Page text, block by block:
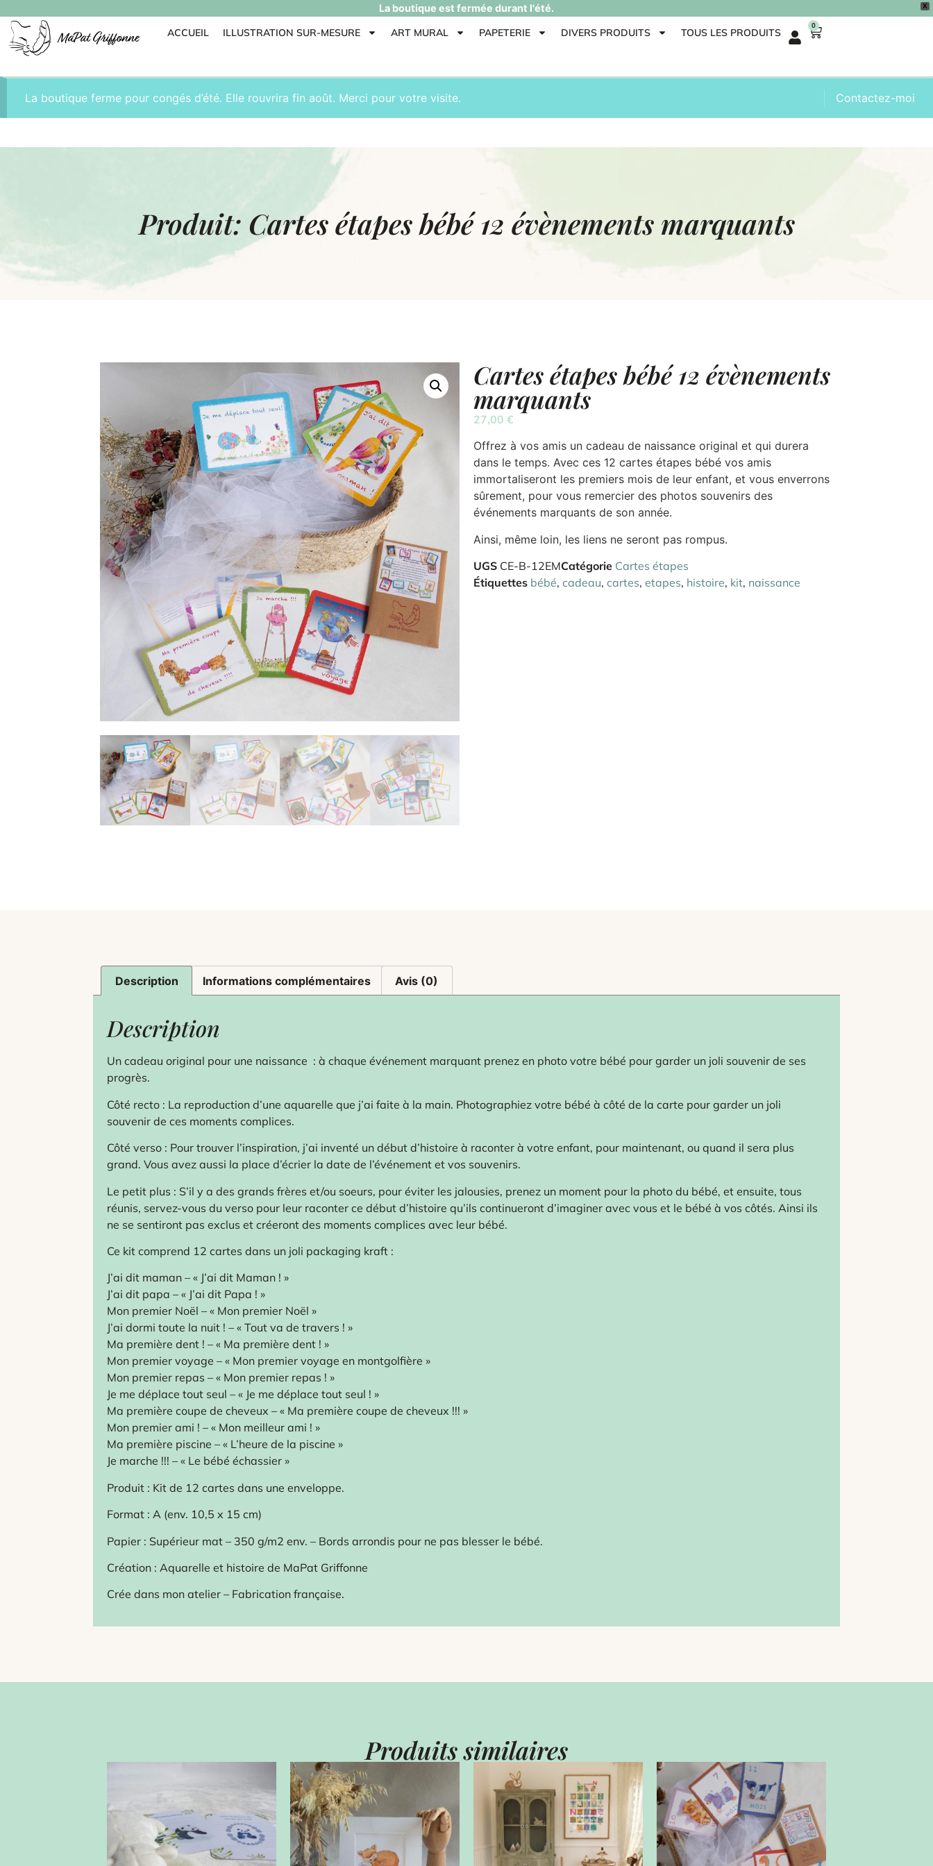
X
La boutique est fermée durant l'été.
ACCUEIL ILLUSTRATION SUR-MESURE ART MURAL PAPETERIE DIVERS PRODUITS TOUS LES PRODUITS
0
Contactez-moi
La boutique ferme pour congés d’été. Elle rouvrira fin août. Merci pour votre visite.
Produit: Cartes étapes bébé 12 évènements marquants
Cartes étapes bébé 12 évènements
marquants
27,00 €
Offrez à vos amis un cadeau de naissance original et qui durera
dans le temps. Avec ces 12 cartes étapes bébé vos amis
immortaliseront les premiers mois de leur enfant, et vous enverrons
sûrement, pour vous remercier des photos souvenirs des
événements marquants de son année.
Ainsi, même loin, les liens ne seront pas rompus.
UGS CE-B-12EMCatégorie Cartes étapes
Étiquettes bébé, cadeau, cartes, etapes, histoire, kit, naissance
Description Informations complémentaires Avis (0)
Description
Un cadeau original pour une naissance : à chaque événement marquant prenez en photo votre bébé pour garder un joli souvenir de ses
progrès.
Côté recto : La reproduction d’une aquarelle que j’ai faite à la main. Photographiez votre bébé à côté de la carte pour garder un joli
souvenir de ces moments complices.
Côté verso : Pour trouver l’inspiration, j’ai inventé un début d’histoire à raconter à votre enfant, pour maintenant, ou quand il sera plus
grand. Vous avez aussi la place d’écrier la date de l’événement et vos souvenirs.
Le petit plus : S’il y a des grands frères et/ou soeurs, pour éviter les jalousies, prenez un moment pour la photo du bébé, et ensuite, tous
réunis, servez-vous du verso pour leur raconter ce début d’histoire qu’ils continueront d’imaginer avec vous et le bébé à vos côtés. Ainsi ils
ne se sentiront pas exclus et créeront des moments complices avec leur bébé.
Ce kit comprend 12 cartes dans un joli packaging kraft :
J’ai dit maman – « J’ai dit Maman ! »
J’ai dit papa – « J’ai dit Papa ! »
Mon premier Noël – « Mon premier Noël »
J’ai dormi toute la nuit ! – « Tout va de travers ! »
Ma première dent ! – « Ma première dent ! »
Mon premier voyage – « Mon premier voyage en montgolfière »
Mon premier repas – « Mon premier repas ! »
Je me déplace tout seul – « Je me déplace tout seul ! »
Ma première coupe de cheveux – « Ma première coupe de cheveux !!! »
Mon premier ami ! – « Mon meilleur ami ! »
Ma première piscine – « L’heure de la piscine »
Je marche !!! – « Le bébé échassier »
Produit : Kit de 12 cartes dans une enveloppe.
Format : A (env. 10,5 x 15 cm)
Papier : Supérieur mat – 350 g/m2 env. – Bords arrondis pour ne pas blesser le bébé.
Création : Aquarelle et histoire de MaPat Griffonne
Crée dans mon atelier – Fabrication française.
Produits similaires